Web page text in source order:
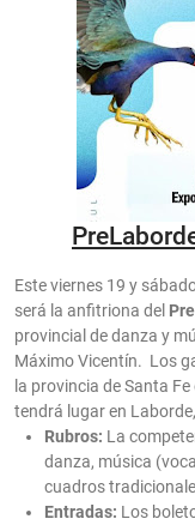
Este viernes 19 y
será la anfitriona del
provincial de danza y
Máximo Vicentín. Los
la provincia de Santa
tendrá lugar en
Rubros: La
danza, música
cuadros
Entradas: Los